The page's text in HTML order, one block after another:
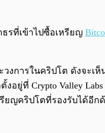
ธรที่เข้าไปซื้อเหรียญ
งการในคริปโต ดังจะเ
งอยู่ที่ Crypto Valley
ยญคริปโตที่รองรับได้อีก